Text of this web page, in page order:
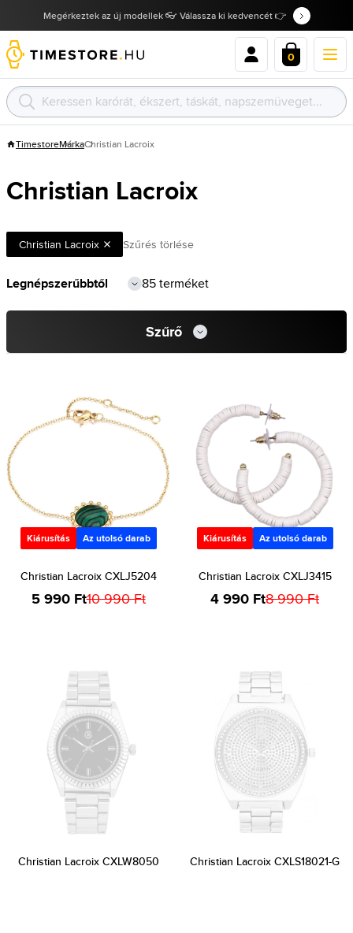
Megérkeztek az új modellek 👓 Válassza ki kedvencét 👉
0
TimestoreMárkaChristian Lacroix
Christian Lacroix
Christian Lacroix Szűrés törlése
85 terméket
Szűrő
Kiárusítás Az utolsó darab
Christian Lacroix CXLJ5204
5 990 Ft10 990 Ft
Kiárusítás Az utolsó darab
Christian Lacroix CXLJ3415
4 990 Ft8 990 Ft
Christian Lacroix CXLW8050 Christian Lacroix CXLS18021-G